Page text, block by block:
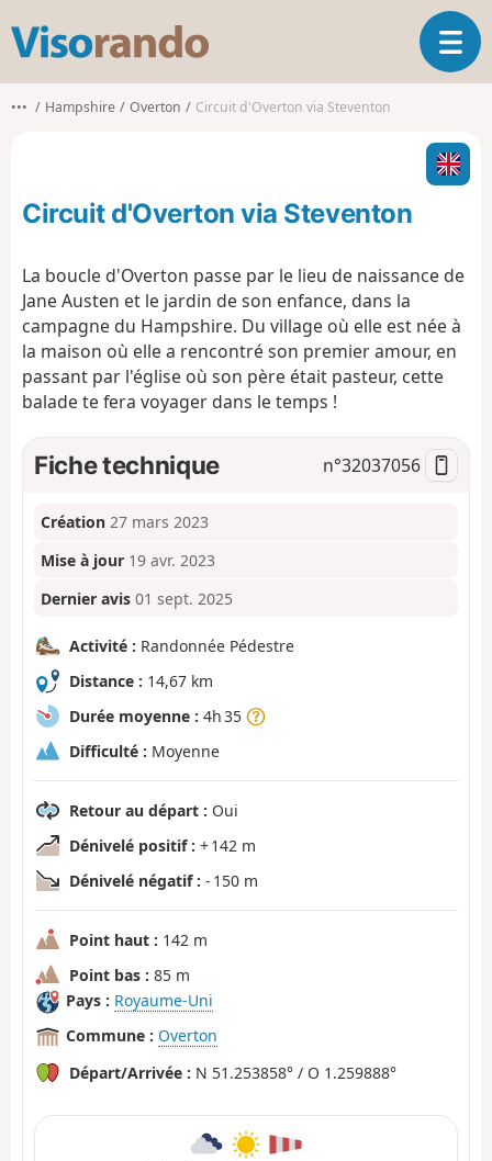
s
o
o
O
u
i
r
l
v
g
a
n
••• Hampshire Overton Circuit d'Overton via Steventon
Circuit d'Overton via Steventon
La boucle d'Overton passe par le lieu de naissance de
Jane Austen et le jardin de son enfance, dans la
campagne du Hampshire. Du village où elle est née à
la maison où elle a rencontré son premier amour, en
passant par l'église où son père était pasteur, cette
balade te fera voyager dans le temps !
Fiche technique n°32037056
Création 27 mars 2023
Mise à jour 19 avr. 2023
Dernier avis 01 sept. 2025
Activité : Randonnée Pédestre
Distance : 14,67 km
Durée moyenne : 4h 35
Difficulté : Moyenne
Retour au départ : Oui
Dénivelé positif : + 142 m
Dénivelé négatif : - 150 m
Point haut : 142 m
Point bas : 85 m
Pays : Royaume-Uni
Commune : Overton
Départ/Arrivée : N 51.253858° / O 1.259888°